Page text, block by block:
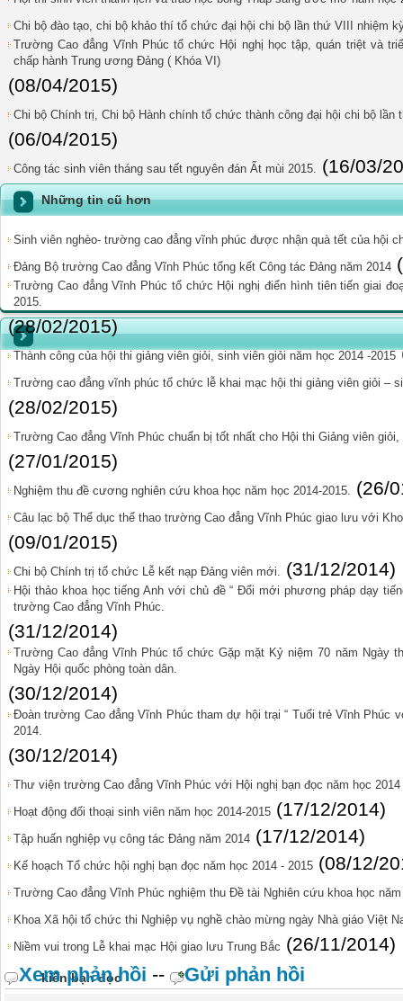
Chi bộ đào tạo, chi bộ khảo thí tổ chức đại hội chi bộ lần thứ VIII nhiệm
Trường Cao đẳng Vĩnh Phúc tổ chức Hội nghị học tập, quán triệt và
chấp hành Trung ương Đảng ( Khóa VI)
(08/04/2015)
Chi bộ Chính trị, Chi bộ Hành chính tổ chức thành công đại hội chi bộ lần
(06/04/2015)
Công tác sinh viên tháng sau tết nguyên đán Ất mùi 2015. (16/03/
Những tin cũ hơn
Sinh viên nghèo- trường cao đẳng vĩnh phúc được nhận quà tết của hội
Đảng Bộ trường Cao đẳng Vĩnh Phúc tổng kết Công tác Đảng năm 2014
Trường Cao đẳng Vĩnh Phúc tổ chức Hội nghị điển hình tiên tiến giai
2015.
(28/02/2015)
Thành công của hội thi giảng viên giỏi, sinh viên giỏi năm học 2014 -2015
Trường cao đẳng vĩnh phúc tổ chức lễ khai mạc hội thi giảng viên giỏi –
(28/02/2015)
Trường Cao đẳng Vĩnh Phúc chuẩn bị tốt nhất cho Hội thi Giảng viên
(27/01/2015)
Nghiệm thu đề cương nghiên cứu khoa học năm học 2014-2015. (26/
Câu lạc bộ Thể dục thể thao trường Cao đẳng Vĩnh Phúc giao lưu với
(09/01/2015)
Chi bộ Chính trị tổ chức Lễ kết nạp Đảng viên mới. (31/12/2014)
Hội thảo khoa học tiếng Anh với chủ đề “ Đổi mới phương pháp dạy
trường Cao đẳng Vĩnh Phúc.
(31/12/2014)
Trường Cao đẳng Vĩnh Phúc tổ chức Gặp mặt Kỷ niệm 70 năm Ngày
Ngày Hội quốc phòng toàn dân.
(30/12/2014)
Đoàn trường Cao đẳng Vĩnh Phúc tham dự hội trại “ Tuổi trẻ Vĩnh Phúc
2014.
(30/12/2014)
Thư viện trường Cao đẳng Vĩnh Phúc với Hội nghị bạn đọc năm học 2014
Hoạt động đối thoại sinh viên năm học 2014-2015 (17/12/2014)
Tập huấn nghiệp vụ công tác Đảng năm 2014 (17/12/2014)
Kế hoạch Tổ chức hội nghị bạn đọc năm học 2014 - 2015 (08/12/
Trường Cao đẳng Vĩnh Phúc nghiệm thu Đề tài Nghiên cứu khoa học năm
Khoa Xã hội tổ chức thi Nghiệp vụ nghề chào mừng ngày Nhà giáo Việt
Niềm vui trong Lễ khai mạc Hội giao lưu Trung Bắc (26/11/2014)
kiến bạn đọc
Xem phản hồi -- Gửi phản hồi